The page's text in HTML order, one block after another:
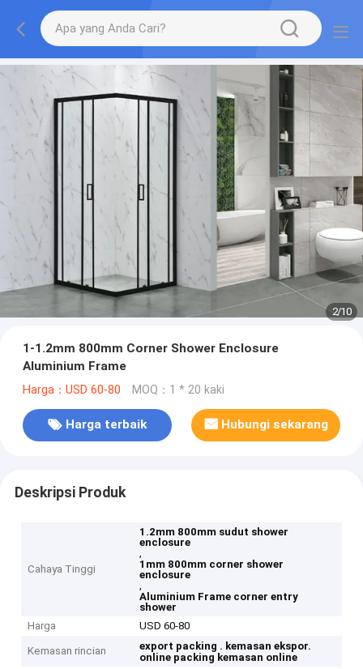
2/10
1-1.2mm 800mm Corner Shower Enclosure
Aluminium Frame
Harga：USD 60-80 MOQ：1 * 20 kaki
Harga terbaik Hubungi sekarang
Deskripsi Produk
Cahaya Tinggi
1.2mm 800mm sudut shower
enclosure
,
1mm 800mm corner shower
enclosure
,
Aluminium Frame corner entry
shower
Harga
USD 60-80
Kemasan rincian export packing . kemasan ekspor.
online packing kemasan online